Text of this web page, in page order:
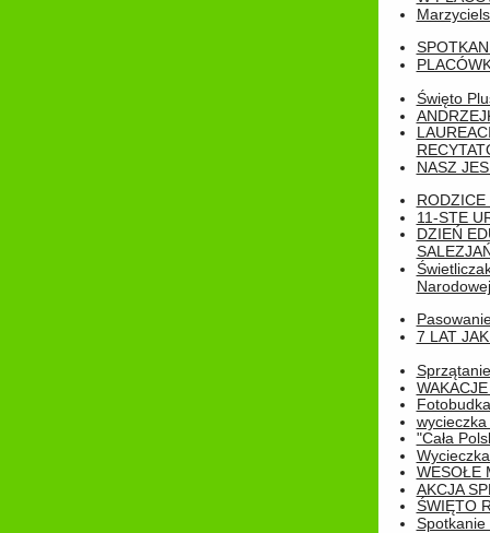
Święto
NASZ
RODZICE
11-STE
DZIEŃ
Narodowej
7 LAT
Fotobudka
"Cała
WESOŁE
AKCJA
ŚWIĘTO
Spotkanie